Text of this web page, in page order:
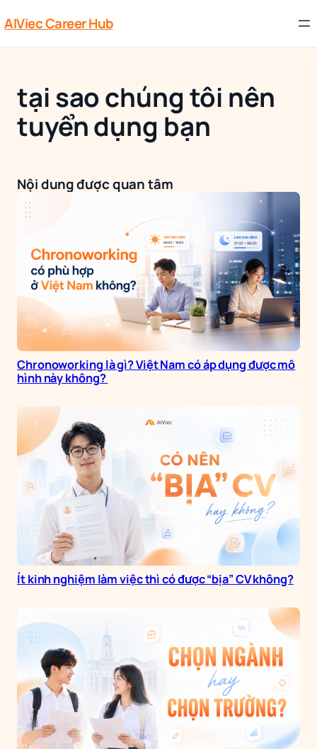
AIViec Career Hub
tại sao chúng tôi nên
tuyển dụng bạn
Nội dung được quan tâm
Chronoworking là gì? Việt Nam có áp dụng được mô
hình này không?
Ít kinh nghiệm làm việc thì có được “bịa” CV không?